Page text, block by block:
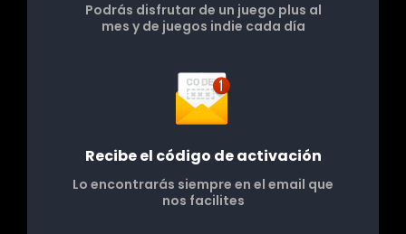
Podrás disfrutar de un juego plus al
mes y de juegos indie cada día
Recibe el código de activación
Lo encontrarás siempre en el email que
nos facilites